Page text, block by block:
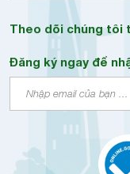
Theo dõi chúng tôi
Đăng ký ngay để